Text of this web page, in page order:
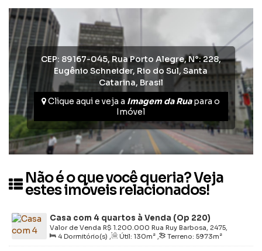
CEP: 89167-045, Rua Porto Alegre,N°:228,
Eugênio Schneider, Rio do Sul,Santa
Catarina, Brasil
Clique aqui e veja a Imagem da Ruapara o
Imóvel
Não é o que você queria? Veja
estes imóveis relacionados!
Casa com 4 quartos à Venda (Op 220)
R$ 1.200.000
Valor de Venda
Rua Ruy Barbosa, 2475,
89165-790, Sumaré, Rio do Sul, Santa Catarina, Brasil
4 Dormitório(s) , Útil: 130m² , Terreno: 5973m²